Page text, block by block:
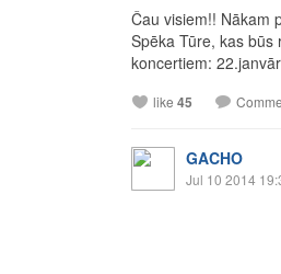
Čau visiem!! Nākam
Spēka Tūre, kas būs
koncertiem:
like 45
GACHO
Jul 10 2014